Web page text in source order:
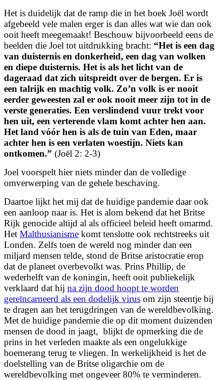
Het is duidelijk dat de ramp die in het boek Joël wordt
afgebeeld vele malen erger is dan alles wat wie dan ook
ooit heeft meegemaakt! Beschouw bijvoorbeeld eens de
beelden die Joel tot uitdrukking bracht: “Het is een dag
van duisternis en donkerheid, een dag van wolken
en diepe duisternis. Het is als het licht van de
dageraad dat zich uitspreidt over de bergen. Er is
een talrijk en machtig volk. Zo’n volk is er nooit
eerder geweesten zal er ook nooit meer zijn tot in de
verste generaties. Een verslindend vuur trekt voor
hen uit, een verterende vlam komt achter hen aan.
Het land vóór hen is als de tuin van Eden, maar
achter hen is een verlaten woestijn. Niets kan
ontkomen.” (Joël 2: 2-3)
Joel voorspelt hier niets minder dan de volledige
omverwerping van de gehele beschaving.
Daartoe lijkt het mij dat de huidige pandemie daar ook
een aanloop naar is. Het is alom bekend dat het Britse
Rijk genocide altijd al als officieel beleid heeft omarmd.
Het Malthusianisme komt tenslotte ook rechtstreeks uit
Londen. Zelfs toen de wereld nog minder dan een
miljard mensen telde, stond de Britse aristocratie erop
dat de planeet overbevolkt was. Prins Phillip, de
wederhelft van de koningin, heeft ooit publiekelijk
verklaard dat hij na zijn dood hoopt te worden
gereïncarneerd als een dodelijk virus om zijn steentje bij
te dragen aan het terugdringen van de wereldbevolking.
Met de huidige pandemie die op dit moment duizenden
mensen de dood in jaagt, blijkt de opmerking die de
prins in het verleden maakte als een ongelukkige
boemerang terug te vliegen. In werkelijkheid is het de
doelstelling van de Britse oligarchie om de
wereldbevolking met ongeveer 80% te verminderen.